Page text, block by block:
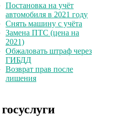
Постановка на учёт
автомобиля в 2021 году
Снять машину с учёта
Замена ПТС (цена на
2021)
Обжаловать штраф через
ГИБДД
Возврат прав после
лишения